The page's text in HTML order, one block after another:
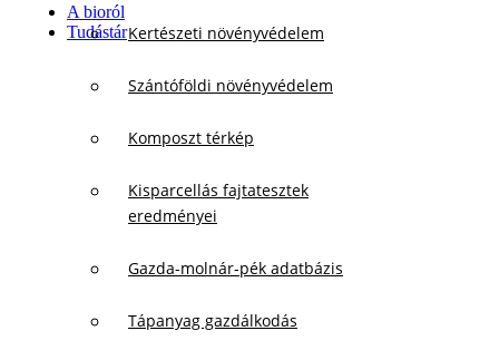
A bioról
TudástárKertészeti növényvédelem
Szántóföldi növényvédelem
Komposzt térkép
Kisparcellás fajtatesztek
eredményei
Gazda-molnár-pék adatbázis
Tápanyag gazdálkodás